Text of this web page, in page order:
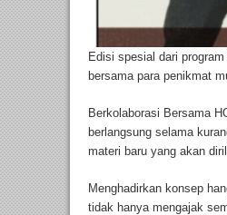
Edisi spesial dari
bersama para penikmat
Berkolaborasi Bersama
berlangsung selama
materi baru yang akan
Menghadirkan konsep
tidak hanya mengajak